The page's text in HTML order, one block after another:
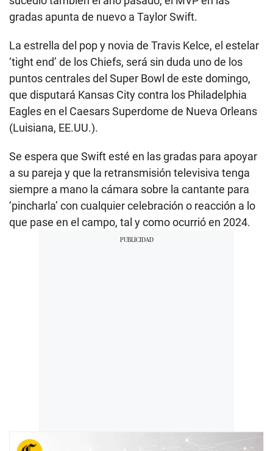
gradas apunta de nuevo a Taylor Swift.
La estrella del pop y novia de Travis Kelce, el estelar
‘tight end’ de los Chiefs, será sin duda uno de los
puntos centrales del Super Bowl de este domingo,
que disputará Kansas City contra los Philadelphia
Eagles en el Caesars Superdome de Nueva Orleans
(Luisiana, EE.UU.).
Se espera que Swift esté en las gradas para apoyar
a su pareja y que la retransmisión televisiva tenga
siempre a mano la cámara sobre la cantante para
‘pincharla’ con cualquier celebración o reacción a lo
que pase en el campo, tal y como ocurrió en 2024.